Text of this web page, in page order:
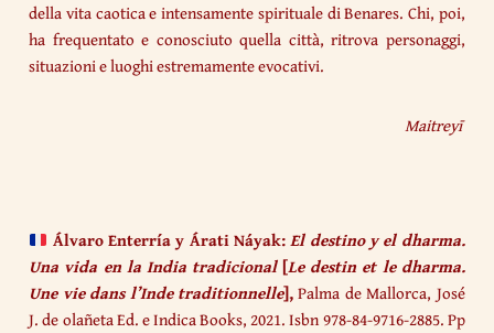
della vita caotica e intensamente spirituale di Benares. Chi, poi,
ha frequentato e conosciuto quella città, ritrova personaggi,
situazioni e luoghi estremamente evocativi.
Maitreyī
Álvaro Enterría y Árati Náyak:El destino y el dharma.
Una vida en la India tradicional[Le destin et le dharma.
Une vie dans l’Inde traditionnelle],Palma de Mallorca, José
J. de olañeta Ed. e Indica Books, 2021. Isbn 978-84-9716-2885. Pp